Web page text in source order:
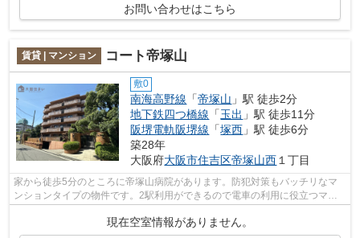
お問い合わせはこちら
賃貸 | マンション コート帝塚山
敷0
南海高野線 「帝塚山 」駅 徒歩2分
地下鉄四つ橋線 「玉出 」駅 徒歩11分
阪堺電軌阪堺線 「塚西 」駅 徒歩6分
築28年
大阪府大阪市住吉区帝塚山西 １丁目
家から徒歩5分のところに帝塚山病院があります。防犯対策もバッチリなマ
ンションタイプの物件です。2駅利用ができるので電車の利用に役立つマン
ションです。共用部にはエレベータ・敷...
現在空室情報がありません。